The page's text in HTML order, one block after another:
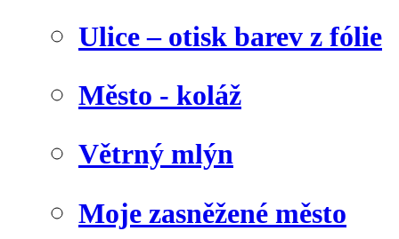
Ulice – otisk barev z fólie
Město - koláž
Větrný mlýn
Moje zasněžené město